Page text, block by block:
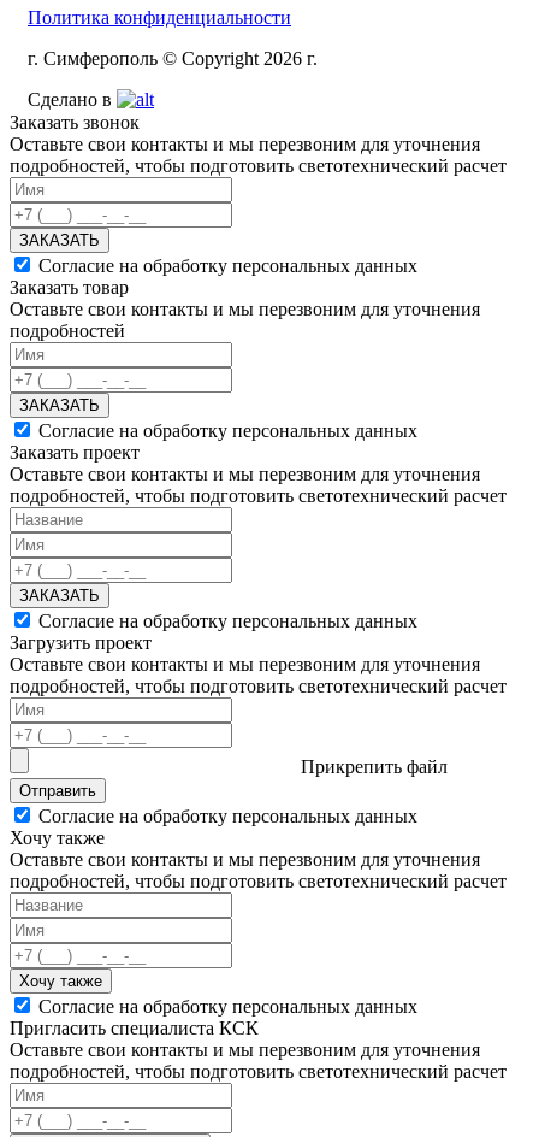
Политика конфиденциальности
г. Симферополь © Copyright 2026 г.
Сделано в
Заказать звонок
Оставьте свои контакты и мы перезвоним для уточнения
подробностей, чтобы подготовить светотехнический расчет
ЗАКАЗАТЬ
Согласие на обработку персональных данных
Заказать товар
Оставьте свои контакты и мы перезвоним для уточнения
подробностей
ЗАКАЗАТЬ
Согласие на обработку персональных данных
Заказать проект
Оставьте свои контакты и мы перезвоним для уточнения
подробностей, чтобы подготовить светотехнический расчет
ЗАКАЗАТЬ
Согласие на обработку персональных данных
Загрузить проект
Оставьте свои контакты и мы перезвоним для уточнения
подробностей, чтобы подготовить светотехнический расчет
Прикрепить файл
Отправить
Согласие на обработку персональных данных
Хочу также
Оставьте свои контакты и мы перезвоним для уточнения
подробностей, чтобы подготовить светотехнический расчет
Хочу также
Согласие на обработку персональных данных
Пригласить специалиста КСК
Оставьте свои контакты и мы перезвоним для уточнения
подробностей, чтобы подготовить светотехнический расчет